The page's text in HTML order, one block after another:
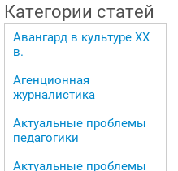
Категории статей
Авангард в культуре ХХ
в.
Агенционная
журналистика
Актуальные проблемы
педагогики
Актуальные проблемы